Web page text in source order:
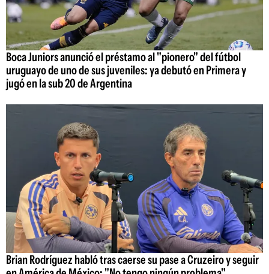
Boca Juniors anunció el préstamo al "pionero" del fútbol
uruguayo de uno de sus juveniles: ya debutó en Primera y
jugó en la sub 20 de Argentina
Brian Rodríguez habló tras caerse su pase a Cruzeiro y seguir